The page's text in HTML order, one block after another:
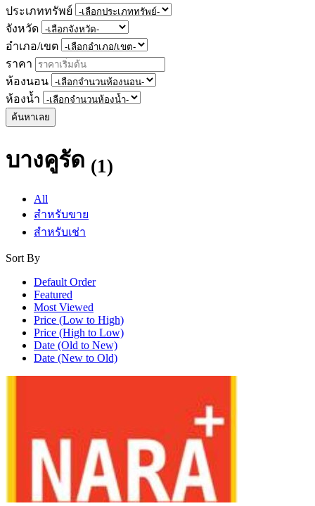
ประเภททรัพย์
จังหวัด
อำเภอ/เขต
ราคา
ห้องนอน
ห้องน้ำ
ค้นหาเลย
บางคูรัด (1)
All
สำหรับขาย
สำหรับเช่า
Sort By
Default Order
Featured
Most Viewed
Price (Low to High)
Price (High to Low)
Date (Old to New)
Date (New to Old)